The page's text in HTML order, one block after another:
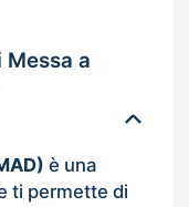
a
è una
ti permette di